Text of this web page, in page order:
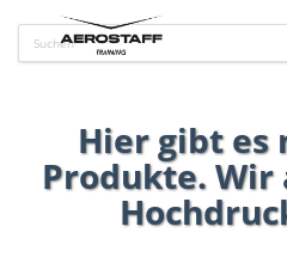
Hier gibt es
Produkte.